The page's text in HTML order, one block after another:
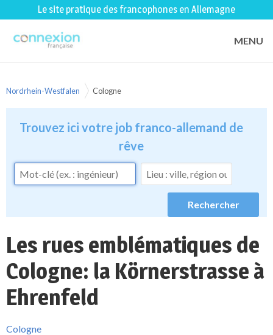
Le site pratique des francophones en Allemagne
MENU
Nordrhein-Westfalen Cologne
Trouvez ici votre job franco-allemand de
rêve
Les rues emblématiques de
Cologne: la Körnerstrasse à
Ehrenfeld
Cologne